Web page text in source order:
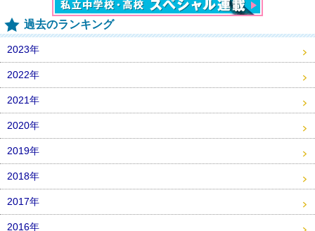
過去のランキング
2023年
2022年
2021年
2020年
2019年
2018年
2017年
2016年